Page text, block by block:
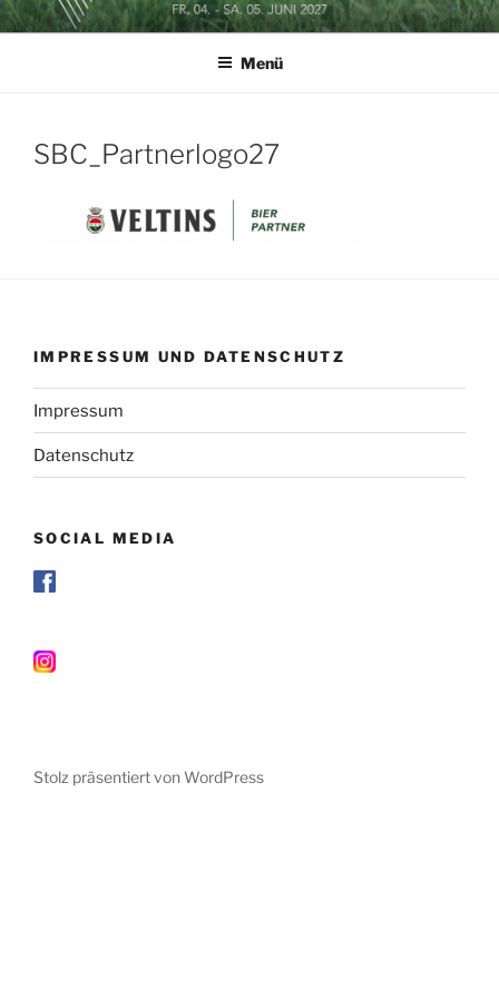
Zum
InhaltSOCCERGOLF BUSINESSCUP
Menü
SBC_Partnerlogo27
IMPRESSUM UND DATENSCHUTZ
Impressum
Datenschutz
SOCIAL MEDIA
Stolz präsentiert von WordPress